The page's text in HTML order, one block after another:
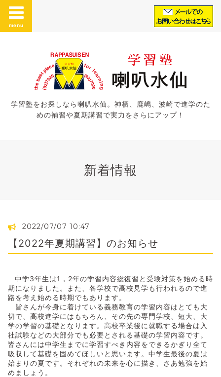
menu
学習塾をお探しなら喇叭水仙。神栖、鹿嶋、波崎で進学のた
めの補習や夏期講習で実力をさらにアップ！
新着情報
2022/07/07 10:47
【2022年夏期講習】のお知らせ
中学3年生は1 ， 2年の学習内容総復習と受験対策を始める時
期になりました。また、各学校で高校見学も行われるので進
路を考え始める時期でもあります。
皆さんが今身に着けている義務教育の学習内容はとても大
切で、高校進学にはもちろん、その先の専門学校、短大、大
学の学習の基礎となります。高校卒業後に就職する場合は入
社試験などの大部分でも必要とされる基礎の学習内容です。
皆さんには中学生までに学習すべき内容をできるかぎり全て
吸収して基礎を固めてほしいと思います。中学生最後の夏は
始まりの夏です。それぞれの未来を心に描き、さあ勉強を始
めましょう。